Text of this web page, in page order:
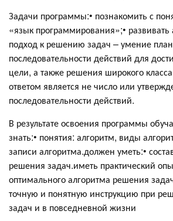
Задачи программы:• познакомить с
«язык программирования»;• развивать
подход к решению задач – умение
последовательности действий для
цели, а также решения широкого
ответом является не число или
последовательности действий.
В результате освоения программы
знать:• понятия: алгоритм, виды
записи алгоритма.должен уметь:•
решения задач.иметь практический
оптимального алгоритма решения
точную и понятную инструкцию при
задач и в повседневной жизни